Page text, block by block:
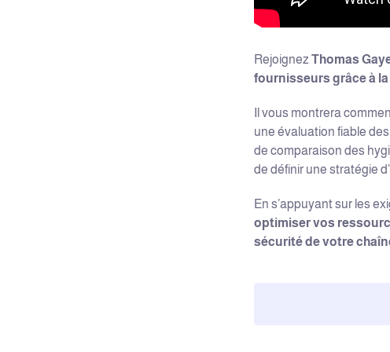
RejoignezThomas
fournisseurs grâce à
Il vous montrera
une évaluation fiable
de comparaison des
de définir une stratégie
En s’appuyant sur les
optimiser vos
sécurité de votre